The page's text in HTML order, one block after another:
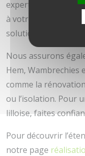
expert en
à votre écoute pour
solutions adaptées.
Nous assurons
Hem, Wambrechies
comme la
ou l’isolation. Pour
lilloise, faites
Pour découvrir
notre page